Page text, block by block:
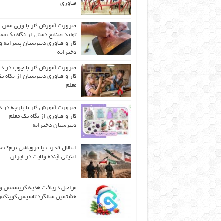
فناوری
ضرورت آموزش کار با ورق مس
تولید صنایع دستی از نگاه یک
کار و فناوری دبیرستان پسرانه و
دخترانه
ضرورت آموزش کار با چوب در
کار و فناوری دبیرستان از نگاه
معلم
ضرورت آموزش کار با پارچه
کار و فناوری از نگاه یک معلم
دبیرستان دخترانه
انتقال قدرت یا فروپاشی نرم؟
امنیتی آینده ولایت در ایران
مراحل دریافت هدیه کریسمس و
هشتمین سالگرد تاسیس